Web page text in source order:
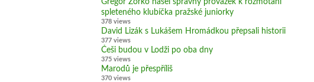
Gregor Zorko našel správný provázek k rozmotání
spleteného klubíčka pražské juniorky
378 views
David Lizák s Lukášem Hromádkou přepsali historii
377 views
Češi budou v Lodži po oba dny
375 views
Marodů je přespříliš
370 views